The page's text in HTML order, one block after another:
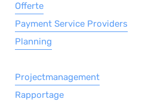
Offerte
Payment Service Providers
Planning
Projectmanagement
Rapportage